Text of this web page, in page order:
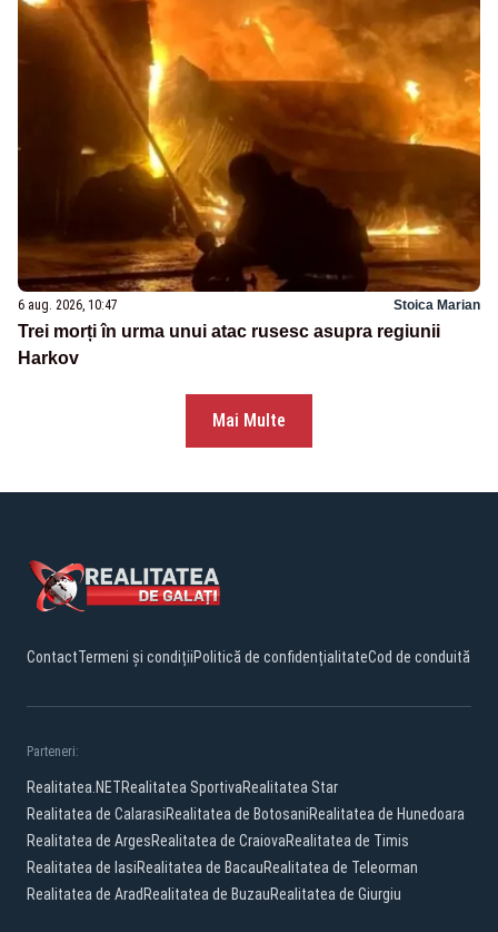
6 aug. 2026, 10:47 Stoica Marian
Trei morți în urma unui atac rusesc asupra regiunii
Harkov
Mai Multe
ContactTermeni și condițiiPolitică de confidențialitateCod de conduită
Parteneri:
Realitatea.NETRealitatea SportivaRealitatea Star
Realitatea de CalarasiRealitatea de BotosaniRealitatea de Hunedoara
Realitatea de ArgesRealitatea de CraiovaRealitatea de Timis
Realitatea de IasiRealitatea de BacauRealitatea de Teleorman
Realitatea de Arad Realitatea de BuzauRealitatea de Giurgiu